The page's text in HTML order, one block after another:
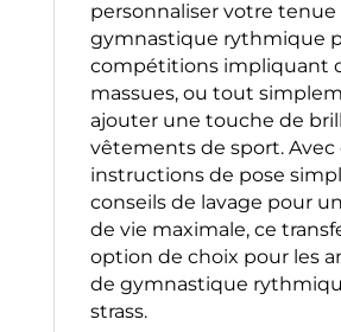
personnaliser votre tenue
gymnastique rythmique
compétitions impliquant
massues, ou tout
ajouter une touche de
vêtements de sport. Avec
instructions de pose
conseils de lavage pour
de vie maximale, ce
option de choix pour les
de gymnastique
strass.